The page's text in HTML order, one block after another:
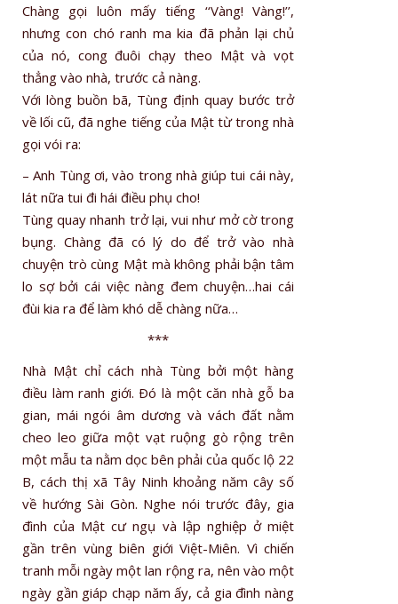
Chàng gọi luôn mấy tiếng ‘‘Vàng! Vàng!’’,
nhưng con chó ranh ma kia đã phản lại chủ
của nó, cong đuôi chạy theo Mật và vọt
thẳng vào nhà, trước cả nàng.
Với lòng buồn bã, Tùng định quay bước trở
về lối cũ, đã nghe tiếng của Mật từ trong nhà
gọi vói ra:
– Anh Tùng ơi, vào trong nhà giúp tui cái này,
lát nữa tui đi hái điều phụ cho!
Tùng quay nhanh trở lại, vui như mở cờ trong
bụng. Chàng đã có lý do để trở vào nhà
chuyện trò cùng Mật mà không phải bận tâm
lo sợ bởi cái việc nàng đem chuyện…hai cái
đùi kia ra để làm khó dễ chàng nữa…
***
Nhà Mật chỉ cách nhà Tùng bởi một hàng
điều làm ranh giới. Ðó là một căn nhà gỗ ba
gian, mái ngói âm dương và vách đất nằm
cheo leo giữa một vạt ruộng gò rộng trên
một mẫu ta nằm dọc bên phải của quốc lộ 22
B, cách thị xã Tây Ninh khoảng năm cây số
về hướng Sài Gòn. Nghe nói trước đây, gia
đình của Mật cư ngụ và lập nghiệp ở miệt
gần trên vùng biên giới Việt-Miên. Vì chiến
tranh mỗi ngày một lan rộng ra, nên vào một
ngày gần giáp chạp năm ấy, cả gia đình nàng